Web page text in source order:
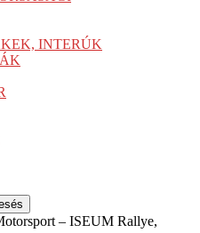
INTERÚK
– ISEUM Rallye,